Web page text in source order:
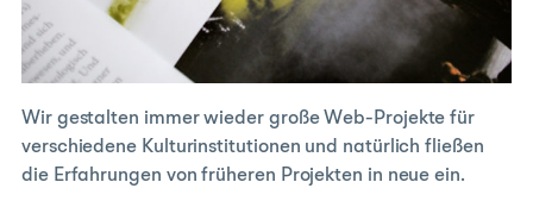
Wir gestalten immer wieder große Web-Projekte für
verschiedene Kulturinstitutionen und natürlich fließen
die Erfahrungen von früheren Projekten in neue ein.